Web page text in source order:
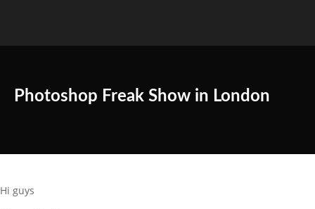
Photoshop Freak Show in London
Hi guys